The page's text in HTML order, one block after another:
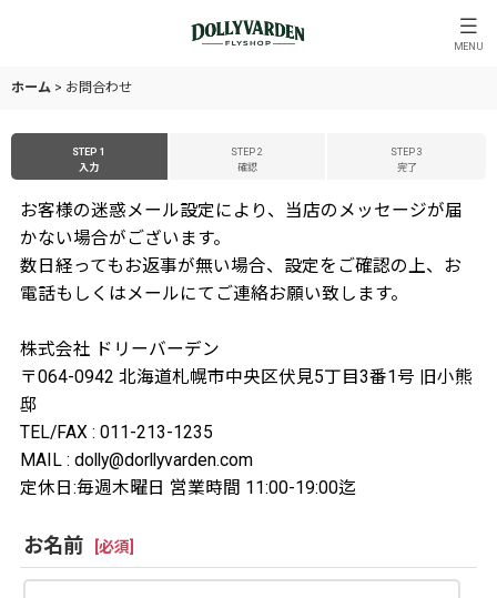
MENU
ホーム > お問合わせ
STEP 1
入力
STEP 2
確認
STEP 3
完了
お客様の迷惑メール設定により、当店のメッセージが届
かない場合がございます。
数日経ってもお返事が無い場合、設定をご確認の上、お
電話もしくはメールにてご連絡お願い致します。
株式会社 ドリーバーデン
〒064-0942 北海道札幌市中央区伏見5丁目3番1号 旧小熊
邸
TEL/FAX : 011-213-1235
MAIL : dolly@dorllyvarden.com
定休日:毎週木曜日 営業時間 11:00-19:00迄
お名前 必須